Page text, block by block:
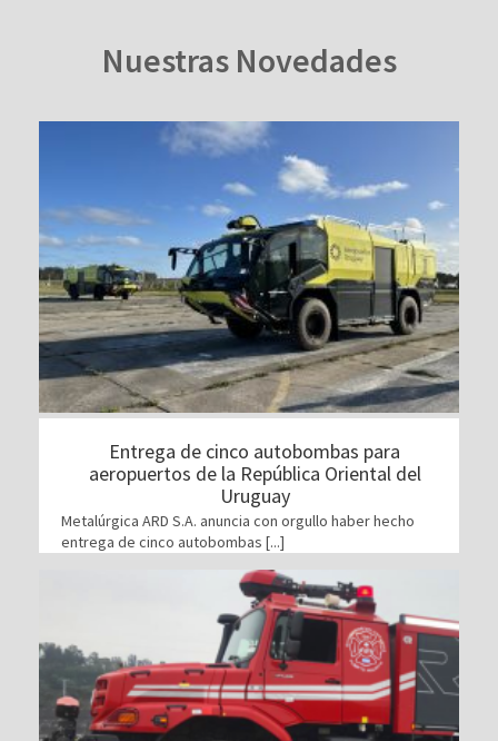
Nuestras Novedades
Entrega de cinco autobombas para
aeropuertos de la República Oriental del
Uruguay
Metalúrgica ARD S.A. anuncia con orgullo haber hecho
entrega de cinco autobombas [...]